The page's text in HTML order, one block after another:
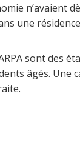
n’avaient
une
sont des
âgés. Une